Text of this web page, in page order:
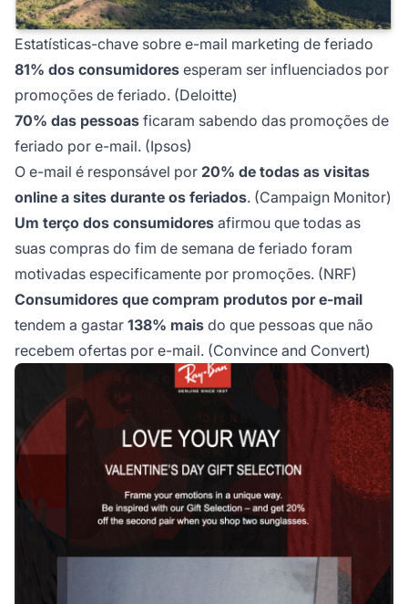
Estatísticas-chave sobre e-mail marketing de feriado
81% dos consumidores esperam ser influenciados por
promoções de feriado. (Deloitte)
70% das pessoas ficaram sabendo das promoções de
feriado por e-mail. (Ipsos)
O e-mail é responsável por 20% de todas as visitas
online a sites durante os feriados. (Campaign Monitor)
Um terço dos consumidores afirmou que todas as
suas compras do fim de semana de feriado foram
motivadas especificamente por promoções. (NRF)
Consumidores que compram produtos por e-mail
tendem a gastar 138% mais do que pessoas que não
recebem ofertas por e-mail. (Convince and Convert)